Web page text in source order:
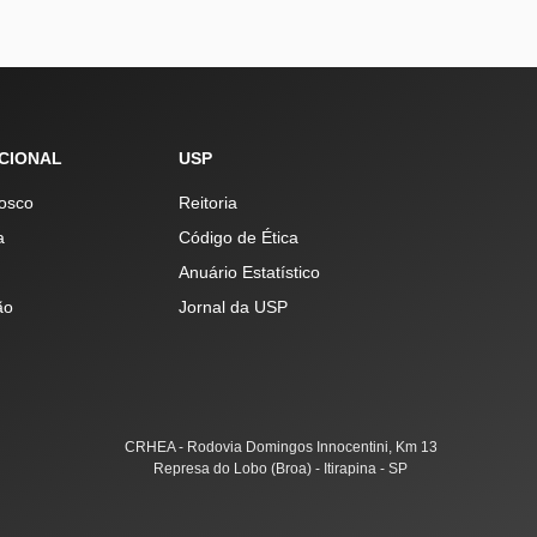
USP
Reitoria
Código de Ética
Anuário Estatístico
Jornal da USP
CRHEA - Rodovia Domingos Innocentini, Km 13
Represa do Lobo (Broa) - Itirapina - SP